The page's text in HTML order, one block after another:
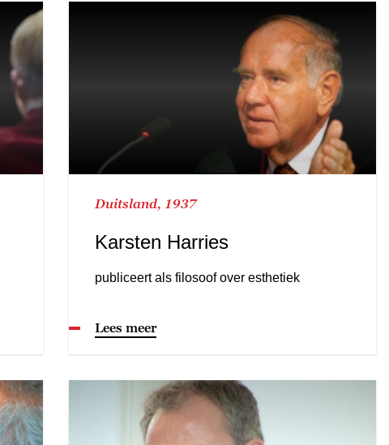
Duitsland, 1937
Karsten Harries
publiceert als filosoof over esthetiek
Lees meer